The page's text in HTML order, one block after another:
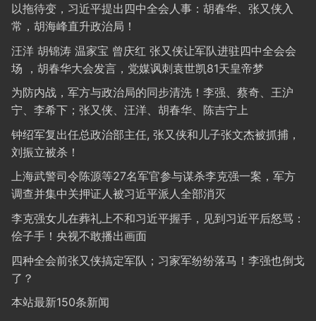
以拖待变，习近平提出四中全会人事：胡春华、张又侠入
常，胡海峰直升政治局！
汪洋 胡锦涛 温家宝 曾庆红 张又侠让军队进驻四中全会会
场 ，胡春华大会发言，党媒讽刺袁世凯81天皇帝梦
为防内战，军方与政治局的同步清洗！李强、蔡奇、王沪
宁、李希下；张又侠、汪洋、胡春华、陈吉宁上
钟绍军复出任总政治部主任, 张又侠和儿子张文杰被抓捕，
刘振立被杀！
上海武警司令陈源等27名军官参与谋杀李克强一案，军方
调查并集中关押证人被习近平派人全部消灭
李克强女儿在葬礼上不和习近平握手，见到习近平后怒骂：
侩子手！央视不敢播出画面
四种全会前张又侠搞定军队；习家军纷纷落马！李强也倒戈
了？
本站最新150条新闻